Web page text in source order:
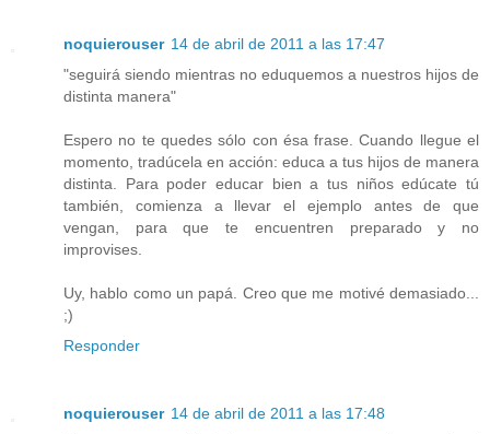
noquierouser 14 de abril de 2011 a las 17:47
"seguirá siendo mientras no eduquemos a nuestros hijos de
distinta manera"
Espero no te quedes sólo con ésa frase. Cuando llegue el
momento, tradúcela en acción: educa a tus hijos de manera
distinta. Para poder educar bien a tus niños edúcate tú
también, comienza a llevar el ejemplo antes de que
vengan, para que te encuentren preparado y no
improvises.
Uy, hablo como un papá. Creo que me motivé demasiado...
;)
Responder
noquierouser 14 de abril de 2011 a las 17:48